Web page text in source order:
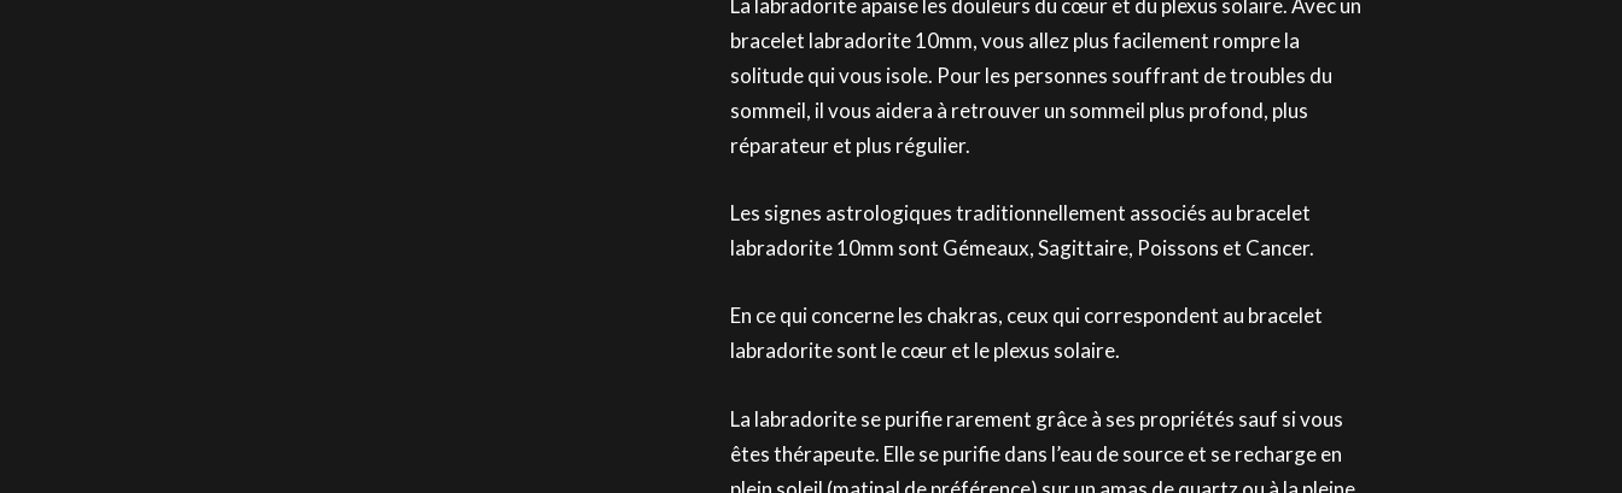
La labradorite apaise les douleurs du cœur et du plexus solaire. Avec un
bracelet labradorite 10mm, vous allez plus facilement rompre la
solitude qui vous isole. Pour les personnes souffrant de troubles du
sommeil, il vous aidera à retrouver un sommeil plus profond, plus
réparateur et plus régulier.
Les signes astrologiques traditionnellement associés au bracelet
labradorite 10mm sont Gémeaux, Sagittaire, Poissons et Cancer.
En ce qui concerne les chakras, ceux qui correspondent au bracelet
labradorite sont le cœur et le plexus solaire.
La labradorite se purifie rarement grâce à ses propriétés sauf si vous
êtes thérapeute. Elle se purifie dans l’eau de source et se recharge en